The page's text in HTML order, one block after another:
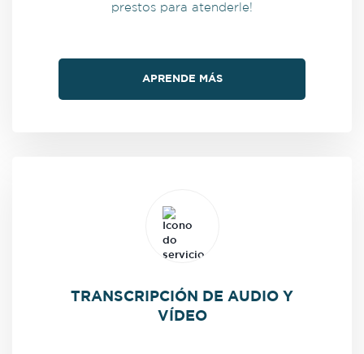
prestos para atenderle!
APRENDE MÁS
TRANSCRIPCIÓN DE AUDIO Y
VÍDEO